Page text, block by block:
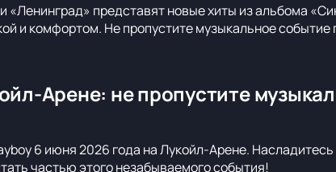
представят новые хиты из альбома
и комфортом. Не пропустите музыкальное событие
Арене: не пропустите
6 июня 2026 года на Лукойл-Арене.
частью этого незабываемого события!